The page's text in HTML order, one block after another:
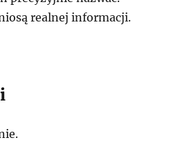
realnej informacji.